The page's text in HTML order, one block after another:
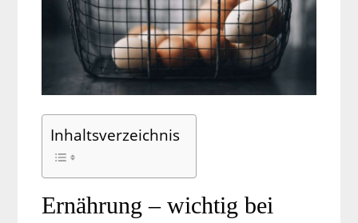
Inhaltsverzeichnis
Ernährung – wichtig bei